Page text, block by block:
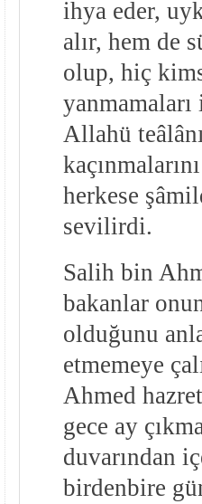
ihya eder,
alır, hem de
olup, hiç
Allahü
herkese
sevilirdi.
Salih bin
bakanlar
olduğunu
etmemeye
Ahmed
gece ay
duvarından
birdenbire